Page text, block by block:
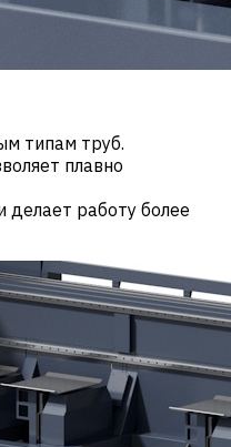
типам труб.
плавно
работу более